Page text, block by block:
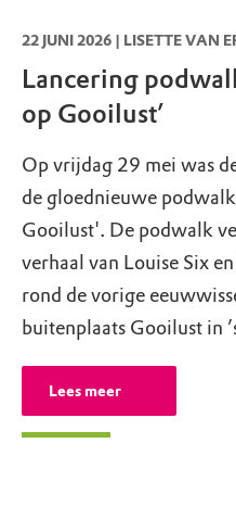
22 JUNI 2026 | LISETTE VAN
Lancering
op Gooilust’
Op vrijdag 29 mei was
de gloednieuwe
Gooilust'. De podwalk
verhaal van Louise Six
rond de vorige
buitenplaats Gooilust in
Lees meer